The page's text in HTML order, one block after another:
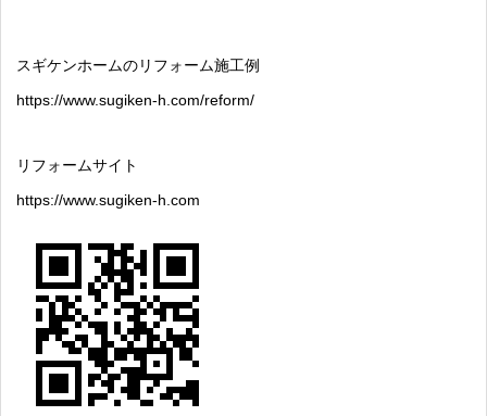
スギケンホームのリフォーム施工例
https://www.sugiken-h.com/reform/
リフォームサイト
https://www.sugiken-h.com